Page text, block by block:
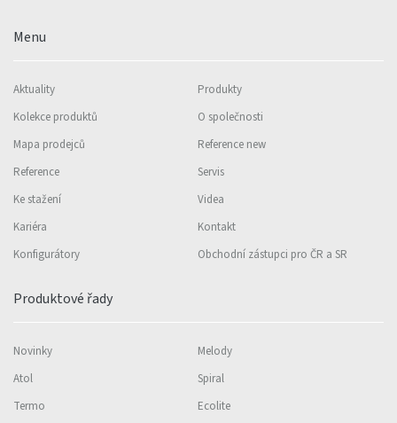
Menu
Aktuality
Produkty
Kolekce produktů
O společnosti
Mapa prodejců
Reference new
Reference
Servis
Ke stažení
Videa
Kariéra
Kontakt
Konfigurátory
Obchodní zástupci pro ČR a SR
Produktové řady
Novinky
Melody
Atol
Spiral
Termo
Ecolite